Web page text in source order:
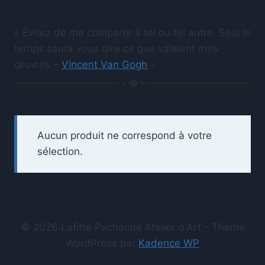
« Évitez de me comparer à tel ou tel autre. Seul le
temps saura vous dire ce que valaient mes
œuvres – Vincent Van Gogh »
Aucun produit ne correspond à votre
sélection.
© 2026 Lafitte Pechanne Atelier d'Art - Thème
WordPress par Kadence WP